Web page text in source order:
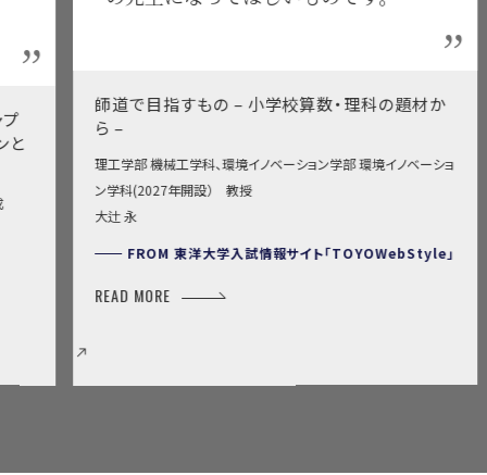
師道で目指すもの – 小学校算数・理科の題材か
理工学部 機械工学科、環境イノベーション学部 環境イノベーショ
ン学科(2027年開設） 教授
大辻 永
FROM東洋大学入試情報サイト「TOYOWebStyle」
READ MORE